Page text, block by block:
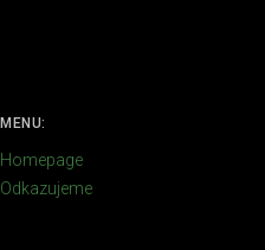
MENU:
Homepage
Odkazujeme